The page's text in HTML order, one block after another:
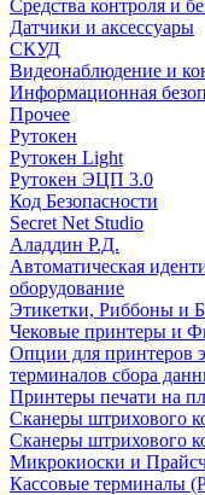
Средства контроля и
Датчики и аксессуары
СКУД
Видеонаблюдение и
Информационная
Прочее
Рутокен
Рутокен Light
Рутокен ЭЦП 3.0
Код Безопасности
Secret Net Studio
Аладдин Р.Д.
Автоматическая
оборудование
Этикетки, Риббоны и
Чековые принтеры и
Опции для принтеров
терминалов сбора
Принтеры печати на
Сканеры штрихового
Сканеры штрихового
Микрокиоски и
Кассовые терминалы